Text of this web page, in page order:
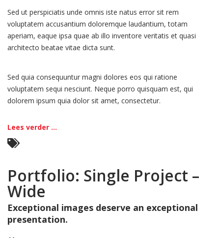
Project
–
Split
Sed ut perspiciatis unde omnis iste natus error sit rem
voluptatem accusantium doloremque laudantium, totam
aperiam, eaque ipsa quae ab illo inventore veritatis et quasi
architecto beatae vitae dicta sunt.
Sed quia consequuntur magni dolores eos qui ratione
voluptatem sequi nesciunt. Neque porro quisquam est, qui
dolorem ipsum quia dolor sit amet, consectetur.
Lees verder ...
Portfolio: Single Project –
Wide
Exceptional images deserve an exceptional
presentation.